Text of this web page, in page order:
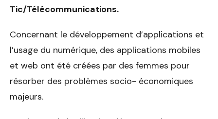
Tic/Télécommunications.
Concernant le développement d’applications et
l’usage du numérique, des applications mobiles
et web ont été créées par des femmes pour
résorber des problèmes socio- économiques
majeurs.